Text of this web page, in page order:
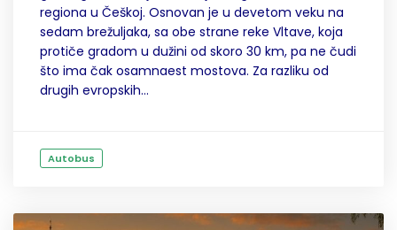
regiona u Češkoj. Osnovan je u devetom veku na
sedam brežuljaka, sa obe strane reke Vltave, koja
protiče gradom u dužini od skoro 30 km, pa ne čudi
što ima čak osamnaest mostova. Za razliku od
drugih evropskih...
Autobus